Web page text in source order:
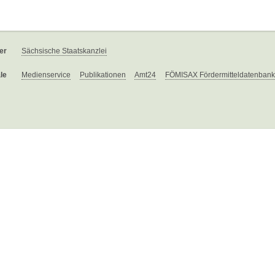
Sächsische Staatskanzlei
Medienservice Publikationen Amt24 FÖMISAX Fördermitteldatenbank